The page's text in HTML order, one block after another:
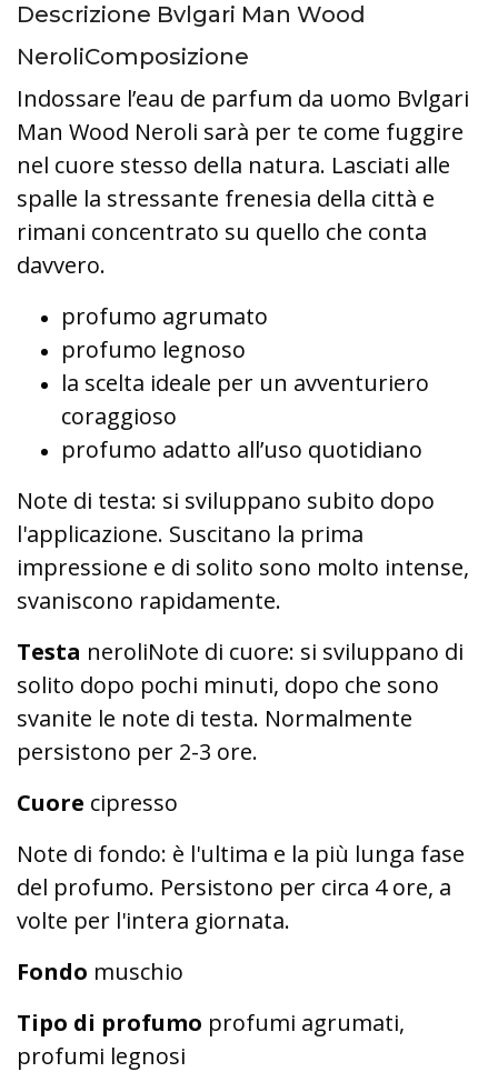
Descrizione Bvlgari Man Wood
NeroliComposizione
Indossare l’eau de parfum da uomo Bvlgari
Man Wood Neroli sarà per te come fuggire
nel cuore stesso della natura. Lasciati alle
spalle la stressante frenesia della città e
rimani concentrato su quello che conta
davvero.
profumo agrumato
profumo legnoso
la scelta ideale per un avventuriero
coraggioso
profumo adatto all’uso quotidiano
Note di testa: si sviluppano subito dopo
l'applicazione. Suscitano la prima
impressione e di solito sono molto intense,
svaniscono rapidamente.
Testa neroliNote di cuore: si sviluppano di
solito dopo pochi minuti, dopo che sono
svanite le note di testa. Normalmente
persistono per 2-3 ore.
Cuore cipresso
Note di fondo: è l'ultima e la più lunga fase
del profumo. Persistono per circa 4 ore, a
volte per l'intera giornata.
Fondo muschio
Tipo di profumo profumi agrumati,
profumi legnosi